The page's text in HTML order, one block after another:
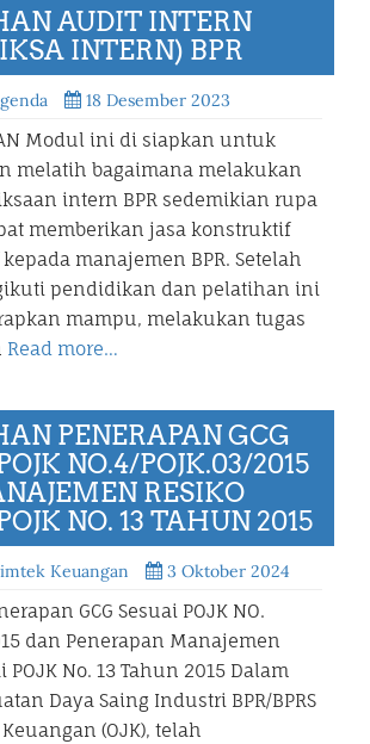
AUDIT INTERN
INTERN) BPR
18 Desember 2023
Modul ini di siapkan untuk
melatih bagaimana melakukan
intern BPR sedemikian rupa
memberikan jasa konstruktif
manajemen BPR. Setelah
pendidikan dan pelatihan ini
mampu, melakukan tugas
Read more…
PENERAPAN GCG
NO.4/POJK.03/2015
RESIKO
NO. 13 TAHUN 2015
Keuangan 3 Oktober 2024
GCG Sesuai POJK NO.
dan Penerapan Manajemen
POJK No. 13 Tahun 2015 Dalam
Daya Saing Industri BPR/BPRS
(OJK), telah